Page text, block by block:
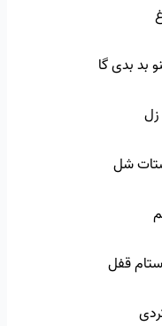
بد بدی گا
شل
قفل